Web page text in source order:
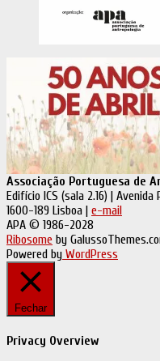
Associação Portuguesa de
Edifício ICS (sala 2.16) |
1600-189 Lisboa | e-mail
APA © 1986-2028
Ribosome by
Powered by WordPress
Fechar
Privacy Overview